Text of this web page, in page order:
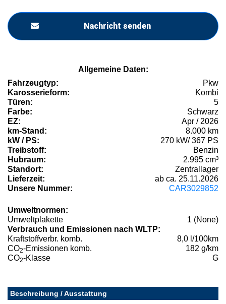
Nachricht senden
Allgemeine Daten:
Fahrzeugtyp:
Pkw
Karosserieform:
Kombi
Türen:
5
Farbe:
Schwarz
EZ:
Apr / 2026
km-Stand:
8.000 km
kW / PS:
270 kW/ 367 PS
Treibstoff:
Benzin
Hubraum:
2.995 cm³
Standort:
Zentrallager
Lieferzeit:
ab ca. 25.11.2026
Unsere Nummer:
CAR3029852
Umweltnormen:
Umweltplakette
1 (None)
Verbrauch und Emissionen nach WLTP:
Kraftstoffverbr. komb.
8,0 l/100km
CO2-Emissionen komb.
182 g/km
CO2-Klasse G
Beschreibung / Ausstattung